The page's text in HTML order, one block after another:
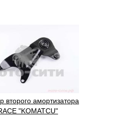
второго амортизатора
"KOMATCU"